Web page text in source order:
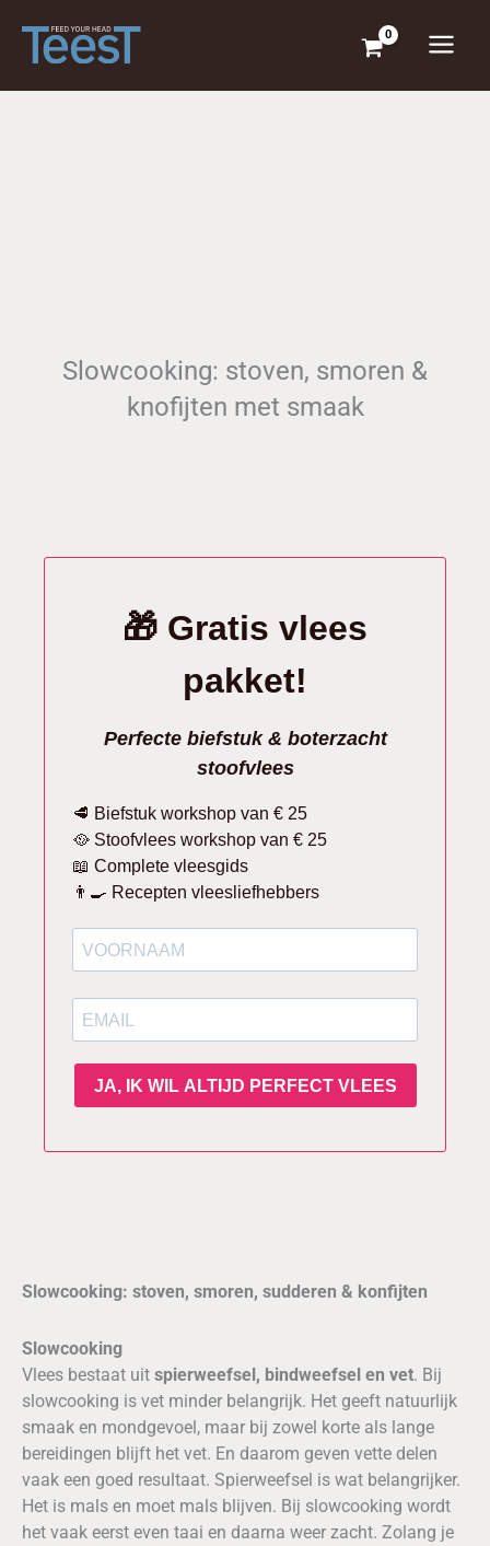
naar
inhoud
Slowcooking: stoven, smoren &
knofijten met smaak
Slowcooking: stoven, smoren, sudderen & konfijten
Slowcooking
Vlees bestaat uit spierweefsel, bindweefsel en vet. Bij
slowcooking is vet minder belangrijk. Het geeft natuurlijk
smaak en mondgevoel, maar bij zowel korte als lange
bereidingen blijft het vet. En daarom geven vette delen
vaak een goed resultaat. Spierweefsel is wat belangrijker.
Het is mals en moet mals blijven. Bij slowcooking wordt
het vaak eerst even taai en daarna weer zacht. Zolang je